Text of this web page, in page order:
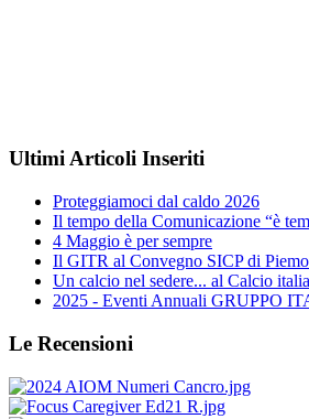
Ultimi Articoli Inseriti
Proteggiamoci dal caldo 2026
Il tempo della Comunicazione “è
4 Maggio è per sempre
Il GITR al Convegno SICP di
Un calcio nel sedere... al Calcio
2025 - Eventi Annuali GRUPPO
Le Recensioni